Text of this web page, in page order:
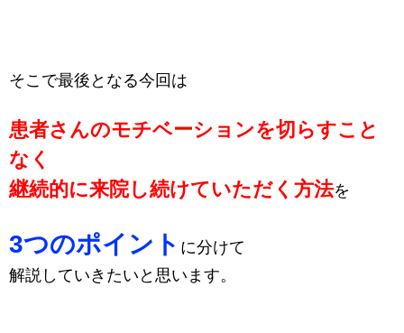
そこで最後となる今回は
患者さんのモチベーションを切らすこと
なく
継続的に来院し続けていただく方法を
3つのポイント に分けて
解説していきたいと思います。